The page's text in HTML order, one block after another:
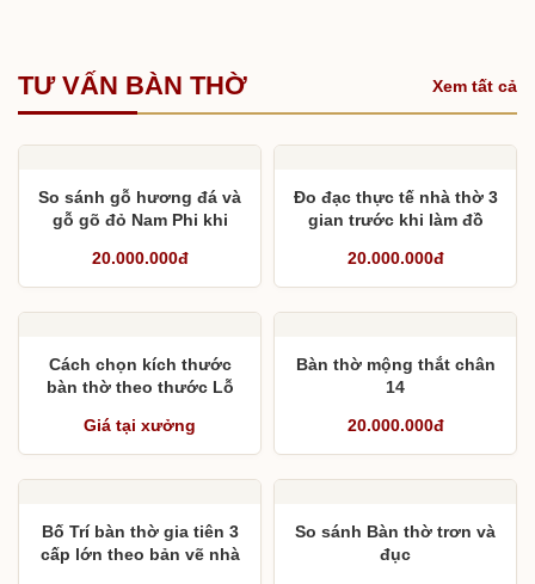
TƯ VẤN BÀN THỜ Xem tất cả
So sánh gỗ hương đá và
gỗ gõ đỏ Nam Phi khi
20.000.000đ
Đo đạc thực tế nhà thờ 3
gian trước khi làm đồ
20.000.000đ
Cách chọn kích thước
bàn thờ theo thước Lỗ
hợp với phòng thờ
Giá tại xưởng
Bàn thờ mộng thắt chân
14
20.000.000đ
Bố Trí bàn thờ gia tiên 3
cấp lớn theo bản vẽ nhà
So sánh Bàn thờ trơn và
đục